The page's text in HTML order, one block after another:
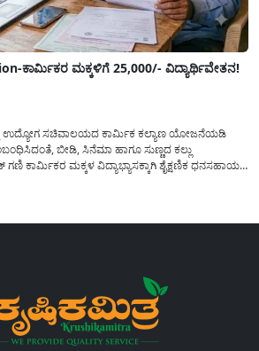
ಕಾರ್ಮಿಕರ ಮಕ್ಕಳಿಗೆ 25,000/- ವಿದ್ಯಾರ್ಥಿವೇತನ!
ಉದ್ಯೋಗ ಸಚಿವಾಲಯದ ಕಾರ್ಮಿಕ ಕಲ್ಯಾಣ ಯೋಜನೆಯಡಿ
ಬೀಡಿ, ಸಿನೆಮಾ ಹಾಗೂ ಸುಣ್ಣದ ಕಲ್ಲು
ಕಾರ್ಮಿಕರ ಮಕ್ಕಳ ವಿದ್ಯಾಭ್ಯಾಸಕ್ಕಾಗಿ ಶೈಕ್ಷಣಿಕ ಧನಸಹಾಯ/